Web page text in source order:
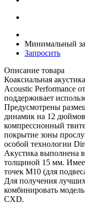
Минимальный
Запросить
Описание товара
Коаксиальная
Acoustic Performance
поддерживает
Предусмотрены
динамик на 12
компрессионный
покрытие зоны
особой технологии
Акустика выполнена
толщиной 15 мм.
точек M10 (для
Для получения лучших
комбинировать
CXD.